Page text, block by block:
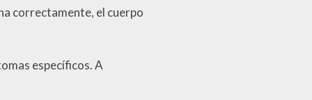
correctamente, el cuerpo
específicos. A